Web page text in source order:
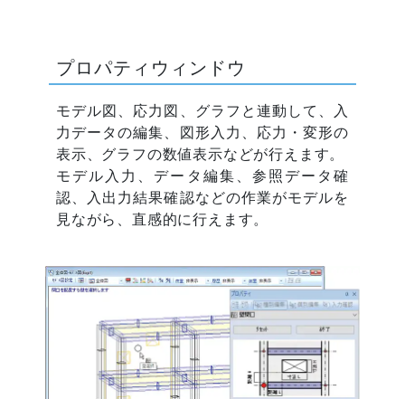
プロパティウィンドウ
モデル図、応力図、グラフと連動して、入
力データの編集、図形入力、応力・変形の
表示、グラフの数値表示などが行えます。
モデル入力、データ編集、参照データ確
認、入出力結果確認などの作業がモデルを
見ながら、直感的に行えます。